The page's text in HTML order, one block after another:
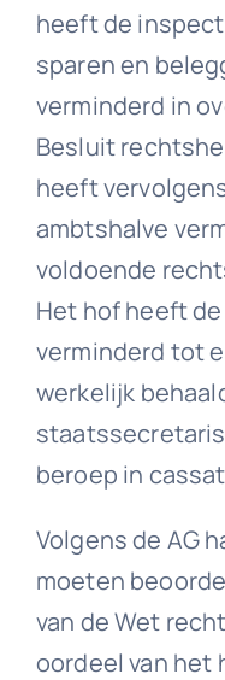
heeft de
sparen en
verminderd in
Besluit
heeft
ambtshalve
voldoende
Het hof heeft
verminderd tot
werkelijk
beroep in
Volgens de AG
moeten
van de Wet
oordeel van het